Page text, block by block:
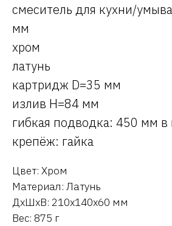
смеситель для кухни/
мм
хром
латунь
картридж D=35 мм
излив H=84 мм
гибкая подводка: 450 мм в
крепёж: гайка
Цвет: Хром
Материал: Латунь
ДxШxВ: 210x140x60 мм
Вес: 875 г